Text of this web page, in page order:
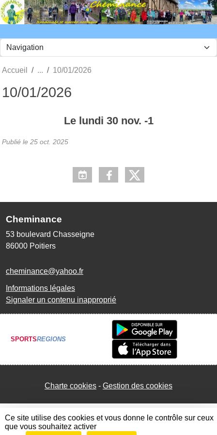
Accueil 10/01/2026
10/01/2026
Le lundi 30 nov. -1
Publié le 25 oct. 2025
Cheminance
53 boulevard Chasseigne
86000 Poitiers
cheminance@yahoo.fr
Informations légales
Signaler un contenu inapproprié
SPORTSREGIONS
Charte cookies Gestion des cookies
Panneau de gestion des cookies
Ce site utilise des cookies et vous donne le contrôle sur ceux
que vous souhaitez activer